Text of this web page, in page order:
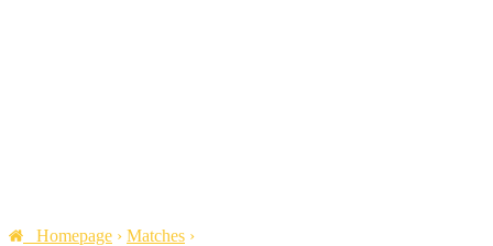
Homepage › Matches ›